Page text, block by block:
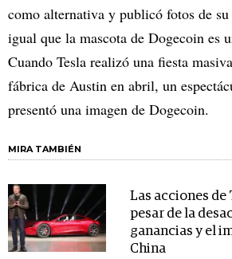
como alternativa y publicó fotos de
igual que la mascota de Dogecoin es
Cuando Tesla realizó una fiesta
fábrica de Austin en abril, un
presentó una imagen de Dogecoin.
MIRA TAMBIÉN
Las acciones de
pesar de la
ganancias y el
China